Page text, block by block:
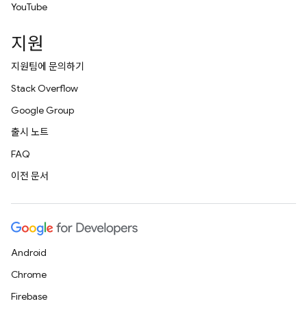
YouTube
지원
지원팀에 문의하기
Stack Overflow
Google Group
출시 노트
FAQ
이전 문서
Android
Chrome
Firebase